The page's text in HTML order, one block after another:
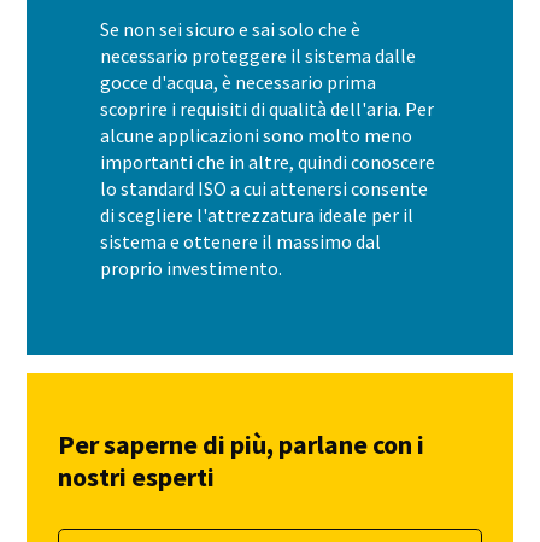
Se non sei sicuro e sai solo che è
necessario proteggere il sistema dalle
gocce d'acqua, è necessario prima
scoprire i requisiti di qualità dell'aria. Per
alcune applicazioni sono molto meno
importanti che in altre, quindi conoscere
lo standard ISO a cui attenersi consente
di scegliere l'attrezzatura ideale per il
sistema e ottenere il massimo dal
proprio investimento.
Per saperne di più, parlane con i
nostri esperti